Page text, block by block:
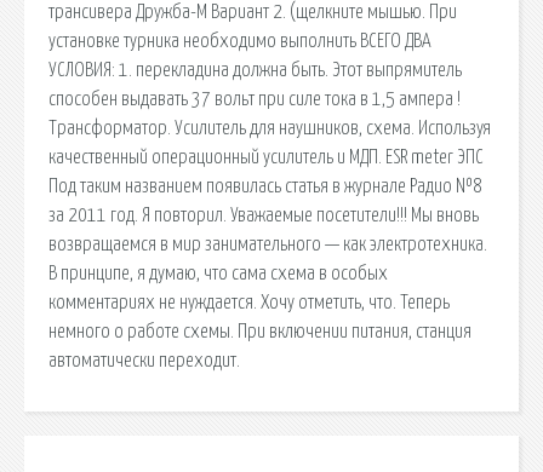
трансивера Дружба-М Вариант 2. (щелкните мышью. При
установке турника необходимо выполнить ВСЕГО ДВА
УСЛОВИЯ: 1. перекладина должна быть. Этот выпрямитель
способен выдавать 37 вольт при силе тока в 1,5 ампера !
Трансформатор. Усилитель для наушников, схема. Используя
качественный операционный усилитель и МДП. ESR meter ЭПС
Под таким названием появилась статья в журнале Радио №8
за 2011 год. Я повторил. Уважаемые посетители!!! Мы вновь
возвращаемся в мир занимательного — как электротехника.
В принципе, я думаю, что сама схема в особых
комментариях не нуждается. Хочу отметить, что. Теперь
немного о работе схемы. При включении питания, станция
автоматически переходит.